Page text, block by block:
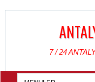
7 / 24